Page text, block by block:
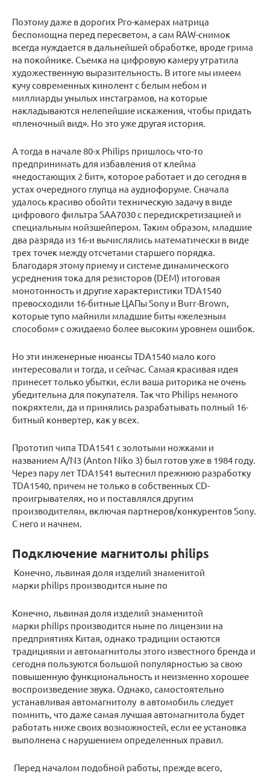
Поэтому даже в дорогих Pro-камерах матрица
беспомощна перед пересветом, а сам RAW-снимок
всегда нуждается в дальнейшей обработке, вроде грима
на покойнике. Съемка на цифровую камеру утратила
художественную выразительность. В итоге мы имеем
кучу современных кинолент с белым небом и
миллиарды унылых инстаграмов, на которые
накладываются нелепейшие искажения, чтобы придать
«пленочный вид». Но это уже другая история.
А тогда в начале 80-х Philips пришлось что-то
предпринимать для избавления от клейма
«недостающих 2 бит», которое работает и до сегодня в
устах очередного глупца на аудиофоруме. Сначала
удалось красиво обойти техническую задачу в виде
цифрового фильтра SAA7030 с передискретизацией и
специальным нойзшейпером. Таким образом, младшие
два разряда из 16-и вычислялись математически в виде
трех точек между отсчетами старшего порядка.
Благодаря этому приему и системе динамического
усреднения тока для резисторов (DEM) итоговая
монотонность и другие характеристики TDA1540
превосходили 16-битные ЦАПы Sony и Burr-Brown,
которые тупо майнили младшие биты «железным
способом» с ожидаемо более высоким уровнем ошибок.
Но эти инженерные нюансы TDA1540 мало кого
интересовали и тогда, и сейчас. Самая красивая идея
принесет только убытки, если ваша риторика не очень
убедительна для покупателя. Так что Philips немного
покряхтели, да и принялись разрабатывать полный 16-
битный конвертер, как у всех.
Прототип чипа TDA1541 с золотыми ножками и
названием A/N3 (Anton Niko 3) был готов уже в 1984 году.
Через пару лет TDA1541 вытеснил прежнюю разработку
TDA1540, причем не только в собственных CD-
проигрывателях, но и поставлялся другим
производителям, включая партнеров/конкурентов Sony.
С него и начнем.
Подключени­е магнитолы philips
Конечно, львиная доля изделий знаменитой
марки philips производится ныне по
Конечно, львиная доля изделий знаменитой
марки philips производится ныне по лицензии на
предприятиях Китая, однако традиции остаются
традициями и автомагнитолы этого известного бренда и
сегодня пользуются большой популярностью за свою
повышенную функциональность и неизменно хорошее
воспроизведение звука. Однако, самостоятельно
устанавливая автомагнитолу в автомобиль следует
помнить, что даже самая лучшая автомагнитола будет
работать ниже своих возможностей, если ее установка
выполнена с нарушением определенных правил.
Перед началом подобной работы, прежде всего,